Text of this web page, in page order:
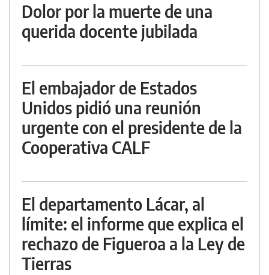
Dolor por la muerte de una
querida docente jubilada
El embajador de Estados
Unidos pidió una reunión
urgente con el presidente de la
Cooperativa CALF
El departamento Lácar, al
límite: el informe que explica el
rechazo de Figueroa a la Ley de
Tierras